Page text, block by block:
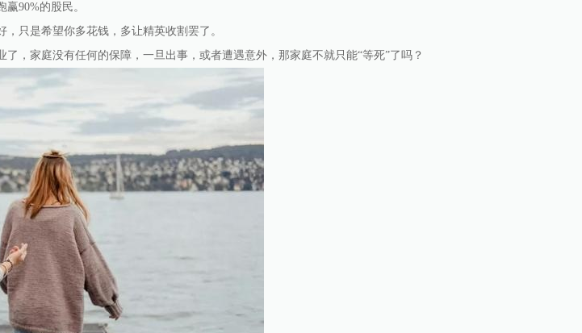
90%的股民。
只是希望你多花钱，多让精英收割罢了。
，家庭没有任何的保障，一旦出事，或者遭遇意外，那家庭不就只能“等死”了吗？